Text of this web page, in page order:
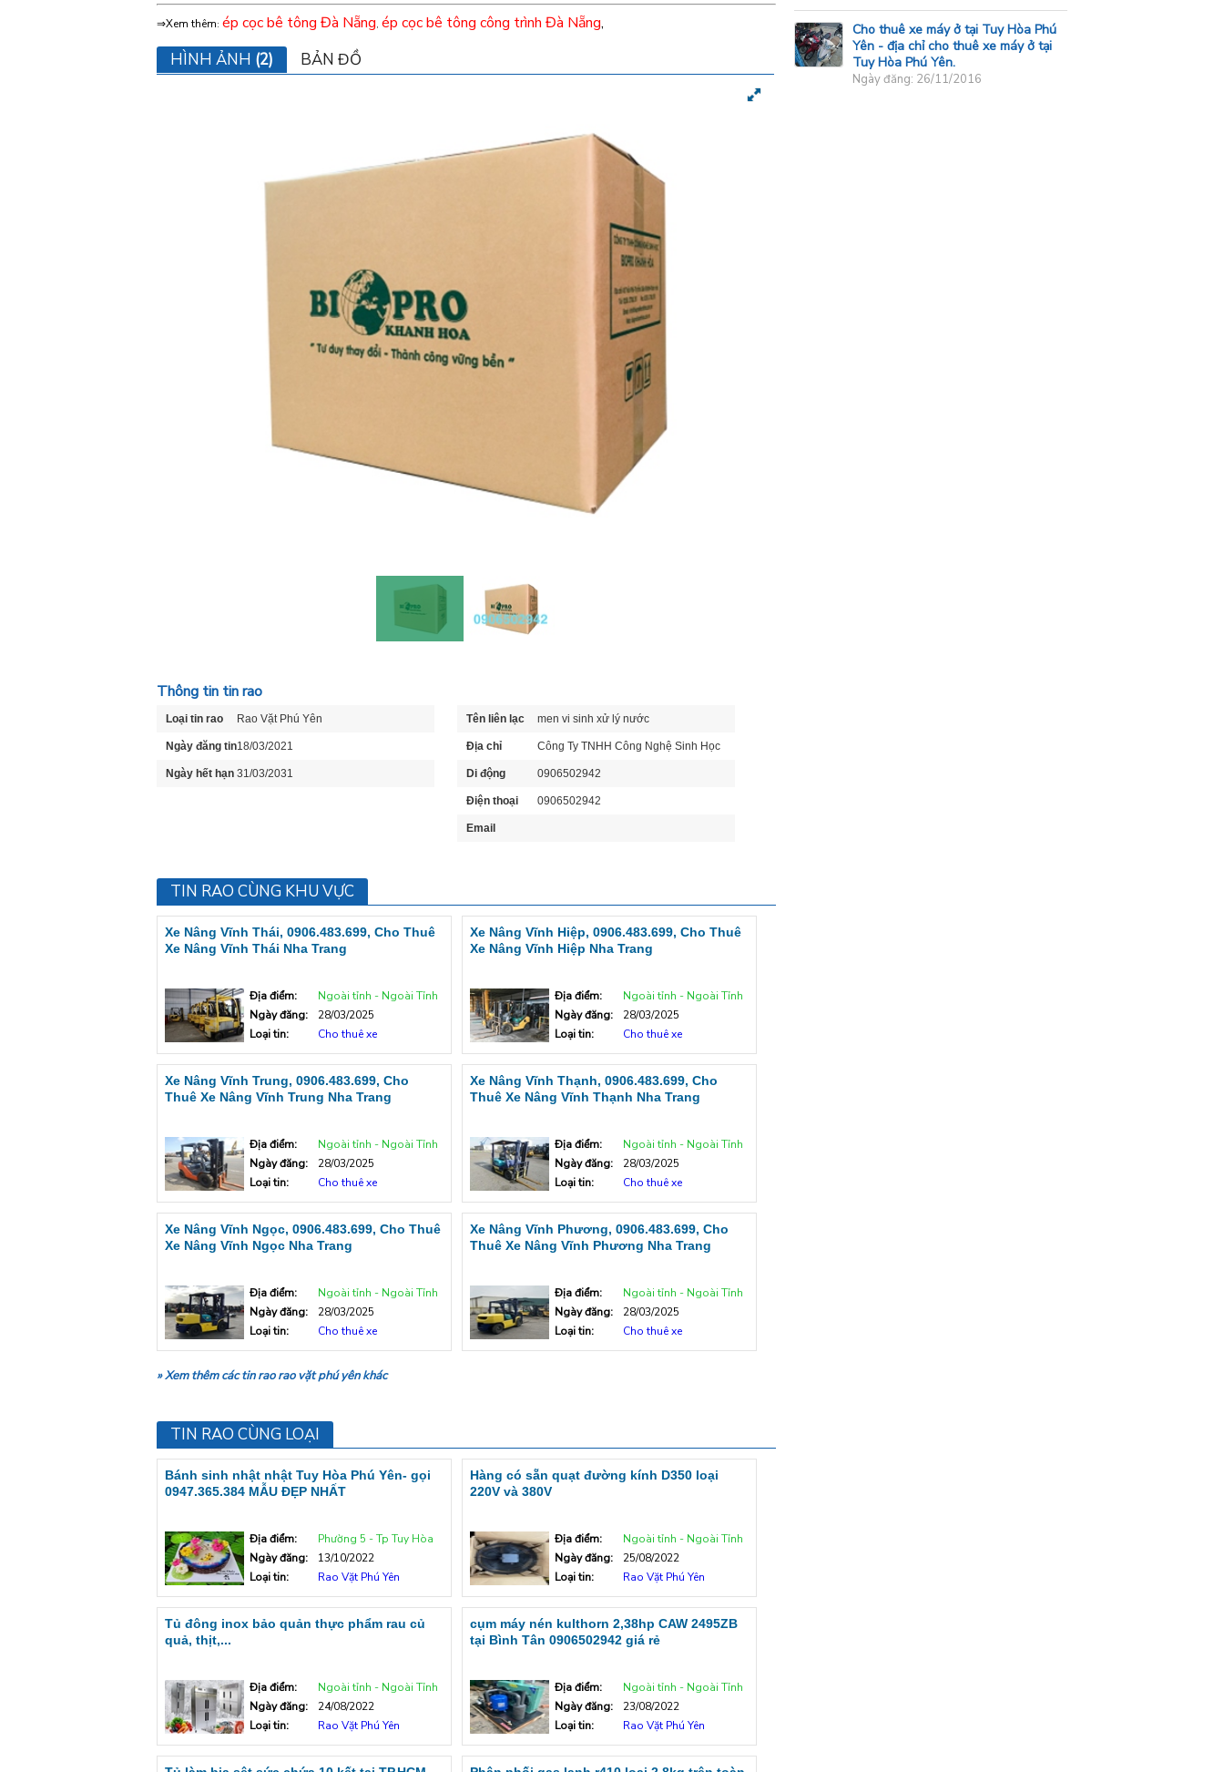
⇒Xem thêm: ép cọc bê tông Đà Nẵng, ép cọc bê tông công trình Đà Nẵng,
HÌNH ẢNH (2) BẢN ĐỒ
Thông tin tin rao
Loại tin rao Rao Vặt Phú Yên
Ngày đăng tin18/03/2021
Ngày hết hạn 31/03/2031
Tên liên lạc men vi sinh xử lý nước
Địa chỉ Công Ty TNHH Công Nghệ Sinh Học
Biopro KHánh Hòa
Di động 0906502942
Điện thoại 0906502942
Email
TIN RAO CÙNG KHU VỰC
Xe Nâng Vĩnh Thái, 0906.483.699, Cho Thuê
Xe Nâng Vĩnh Thái Nha Trang
Địa điểm:
Ngoài tỉnh - Ngoài Tỉnh
Ngày đăng:
28/03/2025
Loại tin:
Cho thuê xe
Xe Nâng Vĩnh Hiệp, 0906.483.699, Cho Thuê
Xe Nâng Vĩnh Hiệp Nha Trang
Địa điểm:
Ngoài tỉnh - Ngoài Tỉnh
Ngày đăng:
28/03/2025
Loại tin:
Cho thuê xe
Xe Nâng Vĩnh Trung, 0906.483.699, Cho
Thuê Xe Nâng Vĩnh Trung Nha Trang
Địa điểm:
Ngoài tỉnh - Ngoài Tỉnh
Ngày đăng:
28/03/2025
Loại tin:
Cho thuê xe
Xe Nâng Vĩnh Thạnh, 0906.483.699, Cho
Thuê Xe Nâng Vĩnh Thạnh Nha Trang
Địa điểm:
Ngoài tỉnh - Ngoài Tỉnh
Ngày đăng:
28/03/2025
Loại tin:
Cho thuê xe
Xe Nâng Vĩnh Ngọc, 0906.483.699, Cho Thuê
Xe Nâng Vĩnh Ngọc Nha Trang
Địa điểm:
Ngoài tỉnh - Ngoài Tỉnh
Ngày đăng:
28/03/2025
Loại tin:
Cho thuê xe
Xe Nâng Vĩnh Phương, 0906.483.699, Cho
Thuê Xe Nâng Vĩnh Phương Nha Trang
Địa điểm:
Ngoài tỉnh - Ngoài Tỉnh
Ngày đăng:
28/03/2025
Loại tin:
Cho thuê xe
» Xem thêm các tin rao rao vặt phú yên khác
TIN RAO CÙNG LOẠI
Bánh sinh nhật nhật Tuy Hòa Phú Yên- gọi
0947.365.384 MẪU ĐẸP NHẤT
Địa điểm:
Phường 5 - Tp Tuy Hòa
Ngày đăng:
13/10/2022
Loại tin:
Rao Vặt Phú Yên
Hàng có sẵn quạt đường kính D350 loại
220V và 380V
Địa điểm:
Ngoài tỉnh - Ngoài Tỉnh
Ngày đăng:
25/08/2022
Loại tin:
Rao Vặt Phú Yên
Tủ đông inox bảo quản thực phẩm rau củ
quả, thịt,...
Địa điểm:
Ngoài tỉnh - Ngoài Tỉnh
Ngày đăng:
24/08/2022
Loại tin:
Rao Vặt Phú Yên
cụm máy nén kulthorn 2,38hp CAW 2495ZB
tại Bình Tân 0906502942 giá rẻ
Địa điểm:
Ngoài tỉnh - Ngoài Tỉnh
Ngày đăng:
23/08/2022
Loại tin:
Rao Vặt Phú Yên
Cho thuê xe máy ở tại Tuy Hòa Phú
Yên - địa chỉ cho thuê xe máy ở tại
Tuy Hòa Phú Yên.
Ngày đăng: 26/11/2016